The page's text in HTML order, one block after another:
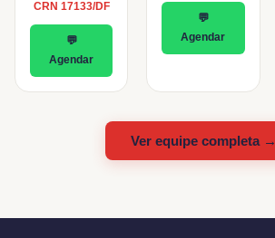
CRN 17133/DF
💬
Agendar
💬
Agendar
Ver equipe completa →